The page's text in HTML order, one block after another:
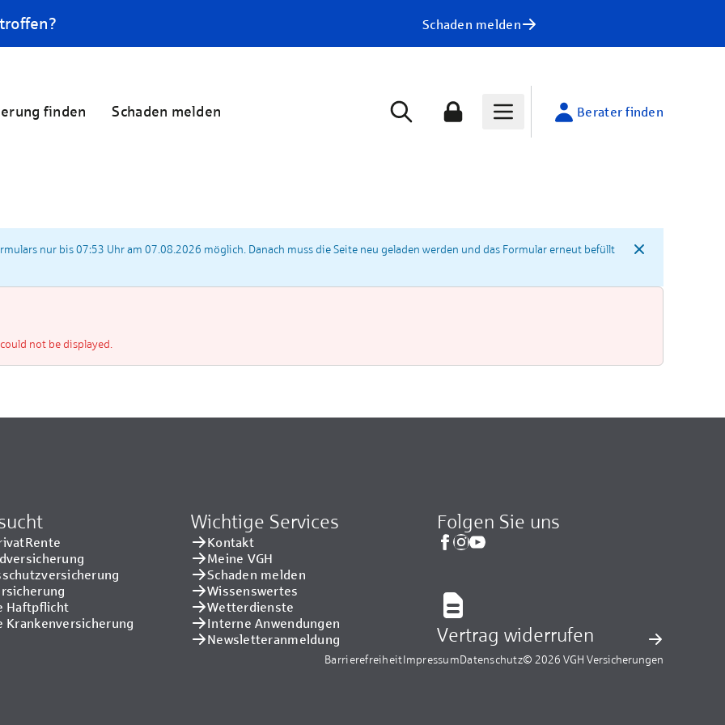
Schaden melden
finden Schaden melden Berater finden
nur bis 07:53 Uhr am 07.08.2026 möglich. Danach muss die Seite neu geladen werden und das Formular erneut befüllt
not be displayed.
Haftpflicht
Kranken­versicherung
Wichtige Services
Kontakt
Meine VGH
Schaden melden
Wissenswertes
Wetterdienste
Interne Anwendungen
Newsletteranmeldung
Folgen Sie uns
Vertrag widerrufen
BarrierefreiheitImpressumDatenschutz© 2026 VGH Versicherungen